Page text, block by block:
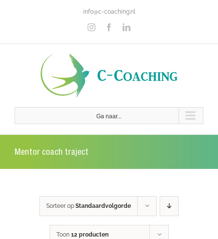
info@c-coaching.nl
InstagramFacebookLinkedIn
Ga naar...
Mentor coach traject
Sorteer op Standaardvolgorde
Toon 12 producten